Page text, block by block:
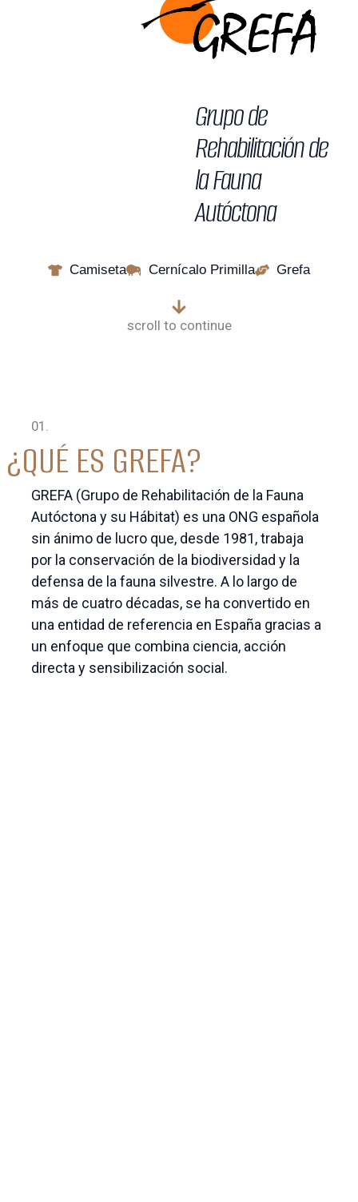
Grupo de
Rehabilitación de
la Fauna
Autóctona
scroll to continue
Camiseta Cernícalo Primilla Grefa
01.
¿QUÉ ES GREFA?
GREFA (Grupo de Rehabilitación de la Fauna
Autóctona y su Hábitat) es una ONG española
sin ánimo de lucro que, desde 1981, trabaja
por la conservación de la biodiversidad y la
defensa de la fauna silvestre. A lo largo de
más de cuatro décadas, se ha convertido en
una entidad de referencia en España gracias a
un enfoque que combina ciencia, acción
directa y sensibilización social.